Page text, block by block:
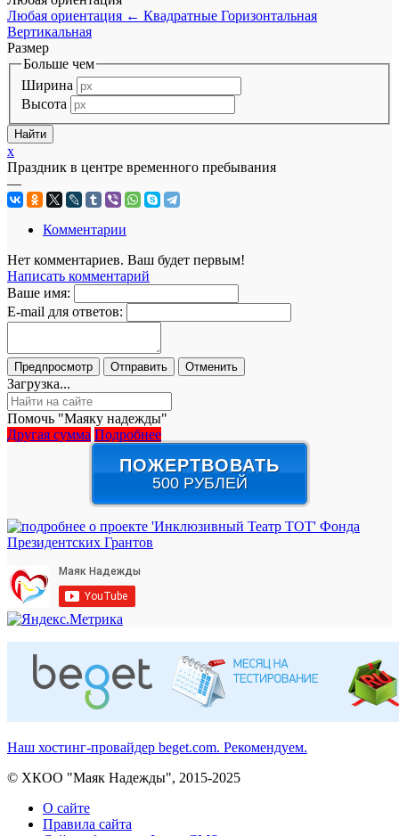
Любая ориентация ← Квадратные Горизонтальная
Вертикальная
Размер
Больше чем
Ширина
Высота
x
Праздник в центре временного пребывания
—
Комментарии
Нет комментариев. Ваш будет первым!
Написать комментарий
Ваше имя:
E-mail для ответов:
Загрузка...
Помочь "Маяку надежды"
Другая сумма Подробнее
ПОЖЕРТВОВАТЬ
500 РУБЛЕЙ
Наш хостинг-провайдер beget.com. Рекомендуем.
© ХКОО "Маяк Надежды", 2015-2025
О сайте
Правила сайта